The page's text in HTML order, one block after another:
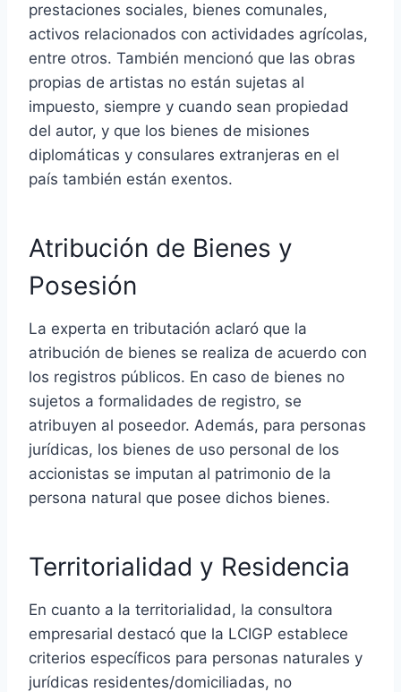
prestaciones sociales, bienes comunales,
activos relacionados con actividades agrícolas,
entre otros. También mencionó que las obras
propias de artistas no están sujetas al
impuesto, siempre y cuando sean propiedad
del autor, y que los bienes de misiones
diplomáticas y consulares extranjeras en el
país también están exentos.
Atribución de Bienes y
Posesión
La experta en tributación aclaró que la
atribución de bienes se realiza de acuerdo con
los registros públicos. En caso de bienes no
sujetos a formalidades de registro, se
atribuyen al poseedor. Además, para personas
jurídicas, los bienes de uso personal de los
accionistas se imputan al patrimonio de la
persona natural que posee dichos bienes.
Territorialidad y Residencia
En cuanto a la territorialidad, la consultora
empresarial destacó que la LCIGP establece
criterios específicos para personas naturales y
jurídicas residentes/domiciliadas, no